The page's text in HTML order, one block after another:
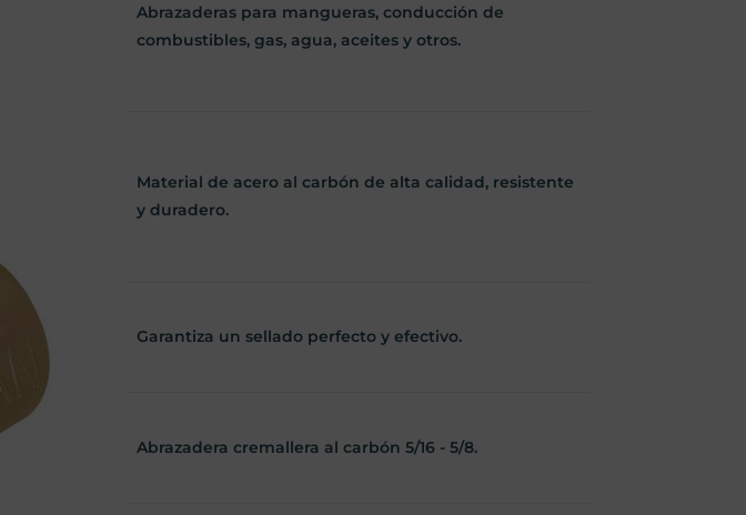
Abrazaderas para mangueras, conducción de
combustibles, gas, agua, aceites y otros.
Material de acero al carbón de alta calidad, resistente
y duradero.
Garantiza un sellado perfecto y efectivo.
Abrazadera cremallera al carbón 5/16 - 5/8.